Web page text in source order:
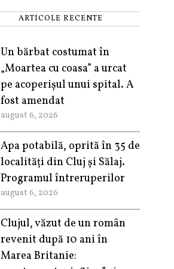
ARTICOLE RECENTE
Un bărbat costumat în
„Moartea cu coasa” a urcat
pe acoperișul unui spital. A
fost amendat
august 6, 2026
Apa potabilă, oprită în 35 de
localități din Cluj și Sălaj.
Programul întreruperilor
august 6, 2026
Clujul, văzut de un român
revenit după 10 ani în
Marea Britanie: